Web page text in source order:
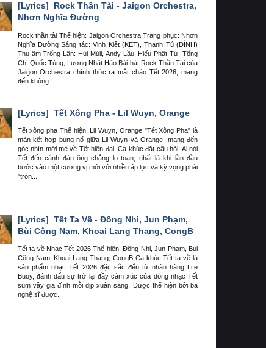
[Lyrics]
Rock Thần Tài - Jaigon Orchestra,
Nhơn Nghĩa Đường
Rock thần tài Thể hiện: Jaigon Orchestra Trang phục: Nhơn
Nghĩa Đường Sáng tác: Vinh Kiệt (KET), Thanh Tú (DÍNH)
Thu âm Trống Lân: Hủi Múii, Andy Lầu, Hiếu Phật Tử, Tống
Chí Quốc Tùng, Lương Nhật Hào Bài hát Rock Thần Tài của
Jaigon Orchestra chính thức ra mắt chào Tết 2026, mang
đến không...
[Lyrics] Tết Xông Pha - Lil Wuyn, Orange
Tết xông pha Thể hiện: Lil Wuyn, Orange "Tết Xông Pha" là
màn kết hợp bùng nổ giữa Lil Wuyn và Orange, mang đến
góc nhìn mới mẻ về Tết hiện đại. Ca khúc đặt câu hỏi: Ai nói
Tết đến cánh đàn ông chẳng lo toan, nhất là khi lần đầu
bước vào một cương vị mới với nhiều áp lực và kỳ vọng phải
"tròn...
[Lyrics] Tết Ta Về - Đông Nhi, Jun Phạm,
Bùi Công Nam, Khoai Lang Thang, CongB
Tết ta về Nhạc Tết 2026 Thể hiện: Đông Nhi, Jun Phạm, Bùi
Công Nam, Khoai Lang Thang, CongB Ca khúc Tết ta về là
sản phẩm nhạc Tết 2026 đặc sắc đến từ nhãn hàng Life
Buoy, đánh dấu sự trở lại đầy cảm xúc của dòng nhạc Tết
sum vầy gia đình mỗi dịp xuân sang. Được thể hiện bởi ba
nghệ sĩ được...